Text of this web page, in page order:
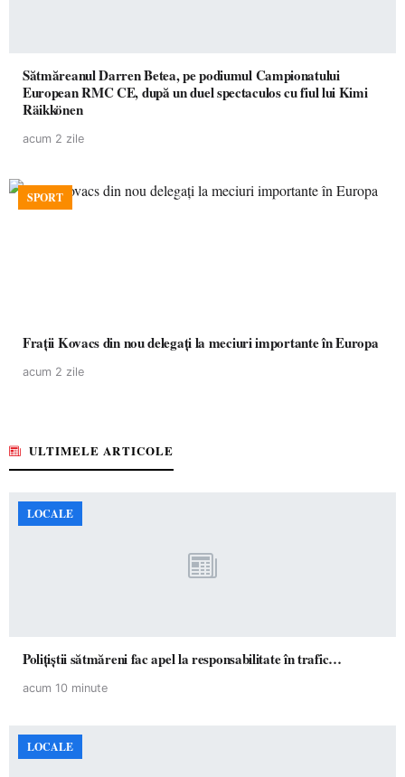
Sătmăreanul Darren Betea, pe podiumul Campionatului
European RMC CE, după un duel spectaculos cu fiul lui Kimi
Räikkönen
acum 2 zile
SPORT
Frații Kovacs din nou delegați la meciuri importante în Europa
acum 2 zile
ULTIMELE ARTICOLE
LOCALE
Polițiștii sătmăreni fac apel la responsabilitate în trafic…
acum 10 minute
LOCALE